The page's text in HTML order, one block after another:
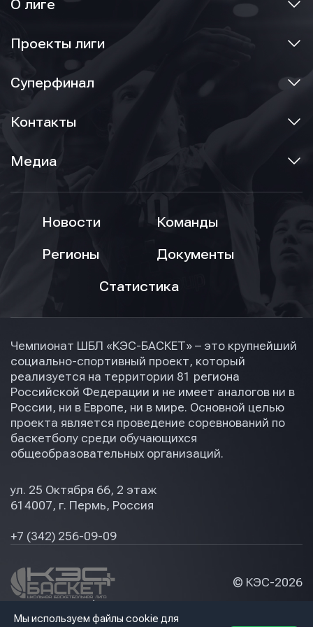
О лиге
Проекты лиги
Суперфинал
Контакты
Медиа
Новости
Команды
Регионы
Документы
Статистика
Чемпионат ШБЛ «КЭС-БАСКЕТ» – это крупнейший
социально-спортивный проект, который
реализуется на территории 81 региона
Российской Федерации и не имеет аналогов ни в
России, ни в Европе, ни в мире. Основной целью
проекта является проведение соревнований по
баскетболу среди обучающихся
общеобразовательных организаций.
ул. 25 Октября 66, 2 этаж
614007, г. Пермь, Россия
+7 (342) 256-09-09
© КЭС-2026
Политика конфидециальности
Мы используем файлы cookie для